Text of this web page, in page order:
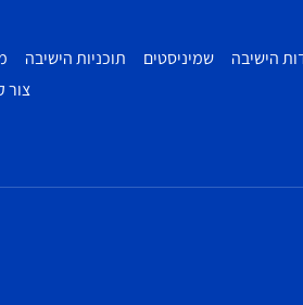
הישיבה שמיניסטים תוכניות הישיבה
צור